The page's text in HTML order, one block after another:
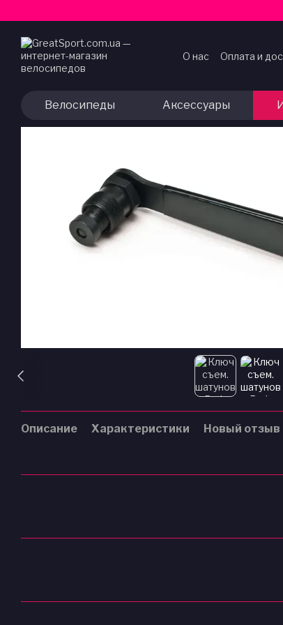
О нас Оплата и
Велосипеды Аксессуары
Описание Характеристики Новый отзыв